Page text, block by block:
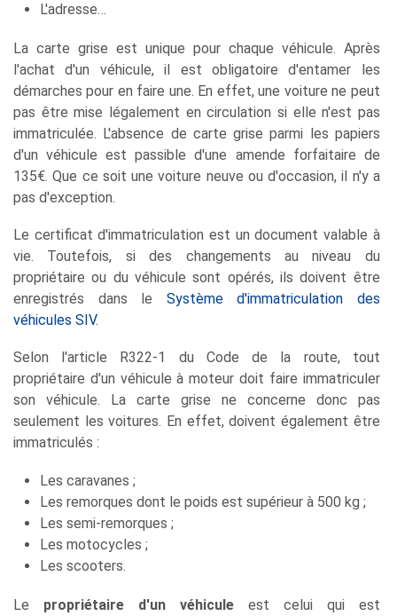
L'adresse…
La carte grise est unique pour chaque véhicule. Après
l'achat d'un véhicule, il est obligatoire d'entamer les
démarches pour en faire une. En effet, une voiture ne peut
pas être mise légalement en circulation si elle n'est pas
immatriculée. L'absence de carte grise parmi les papiers
d'un véhicule est passible d'une amende forfaitaire de
135€. Que ce soit une voiture neuve ou d'occasion, il n'y a
pas d'exception.
Le certificat d'immatriculation est un document valable à
vie. Toutefois, si des changements au niveau du
propriétaire ou du véhicule sont opérés, ils doivent être
enregistrés dans le Système d'immatriculation des
véhicules SIV.
Selon l'article R322-1 du Code de la route, tout
propriétaire d'un véhicule à moteur doit faire immatriculer
son véhicule. La carte grise ne concerne donc pas
seulement les voitures. En effet, doivent également être
immatriculés :
Les caravanes ;
Les remorques dont le poids est supérieur à 500 kg ;
Les semi-remorques ;
Les motocycles ;
Les scooters.
Le propriétaire d'un véhiculeest celui qui est